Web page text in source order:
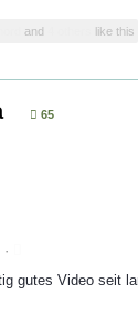
and like this
65
·
gutes Video seit